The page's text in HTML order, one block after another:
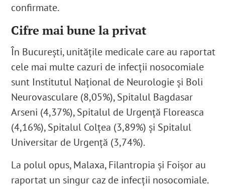
confirmate.
Cifre mai bune la privat
În București, unitățile medicale care au raportat
cele mai multe cazuri de infecții nosocomiale
sunt Institutul Național de Neurologie și Boli
Neurovasculare (8,05%), Spitalul Bagdasar
Arseni (4,37%), Spitalul de Urgență Floreasca
(4,16%), Spitalul Colțea (3,89%) și Spitalul
Universitar de Urgență (3,74%).
La polul opus, Malaxa, Filantropia și Foișor au
raportat un singur caz de infecții nosocomiale.